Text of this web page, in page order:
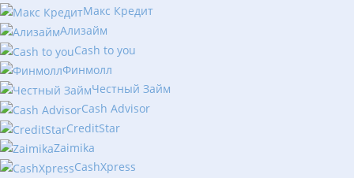
Макс Кредит
Ализайм
Сash to you
Финмолл
Честный Займ
Cash Advisor
CreditStar
Zaimika
CashXpress